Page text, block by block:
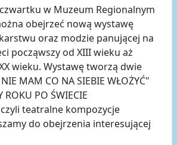
w Muzeum Regionalnym
obejrzeć nową wystawę
oraz modzie panującej na
począwszy od XIII wieku aż
wieku. Wystawę tworzą dwie
MAM CO NA SIEBIE WŁOŻYĆ"
ROKU PO ŚWIECIE
czyli teatralne kompozycje
do obejrzenia interesującej